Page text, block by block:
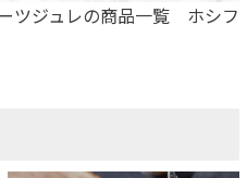
ツジュレの商品一覧 ホシフ